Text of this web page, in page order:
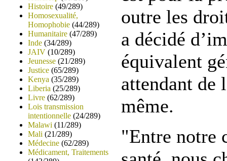
Histoire (49/289)
Homosexualité,
Homophobie (44/289)
Humanitaire (47/289)
Inde (34/289)
JAIV (10/289)
Jeunesse (21/289)
Justice (65/289)
Kenya (35/289)
Liberia (25/289)
Livre (62/289)
Lois transmission
intentionnelle (24/289)
Malawi (11/289)
Mali (21/289)
Médecine (62/289)
Médicament, Traitements
outre les
a décidé
équivalent
attendant de
même.
"Entre notre